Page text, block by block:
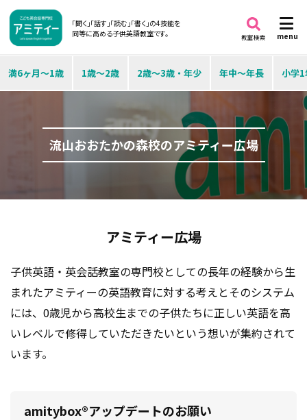
「聞く」「話す」「読む」「書く」の4技能を
同等に高める子供英語教室です。
menu
教室検索
満6ヶ月～1歳 1歳～2歳 2歳～3歳・年少 年中～年長 小学
流山おおたかの森校のアミティー広場
アミティー広場
子供英語・英会話教室の専門校としての長年の経験から生
まれたアミティーの英語教育に対する考えとそのシステム
には、 0歳児から高校生までの子供たちに正しい英語を高
いレベルで修得していただきたいという想いが集約されて
います。
amitybox®アップデートのお願い